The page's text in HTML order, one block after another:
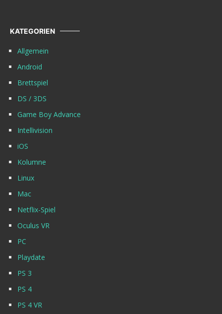
KATEGORIEN
Allgemein
Android
Brettspiel
DS / 3DS
Game Boy Advance
Intellivision
iOS
Kolumne
Linux
Mac
Netflix-Spiel
Oculus VR
PC
Playdate
PS 3
PS 4
PS 4 VR